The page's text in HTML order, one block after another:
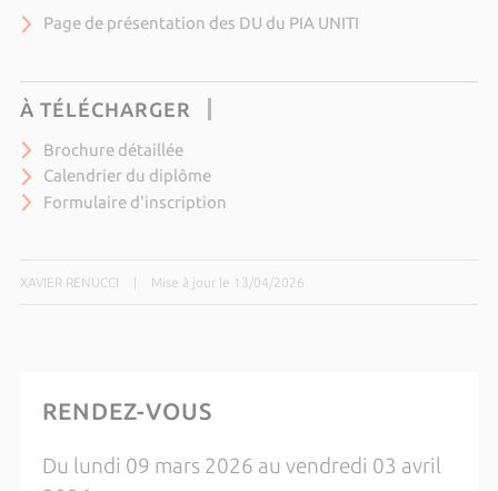
Page de présentation des DU du PIA UNITI
À TÉLÉCHARGER
Brochure détaillée
Calendrier du diplôme
Formulaire d'inscription
XAVIER RENUCCI Mise à jour le 13/04/2026
RENDEZ-VOUS
Du lundi 09 mars 2026 au vendredi 03 avril